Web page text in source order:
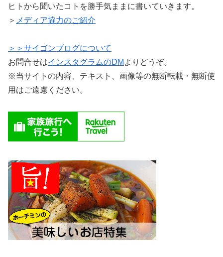
ヒトから聞いたコトを勝手気ままに書いていきます。
＞ メディア協力のご紹介
＞＞サイゴンブログについて
お問合せはインスタグラムのDM よりどうぞ。
※当サイトの内容、テキスト、画像等の無断転載・無断使
用はご遠慮ください。